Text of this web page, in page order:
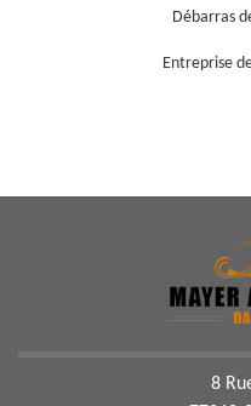
Débarras
Entreprise
8